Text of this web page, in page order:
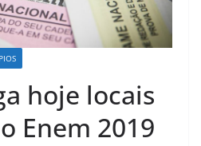
hoje locais
Enem 2019